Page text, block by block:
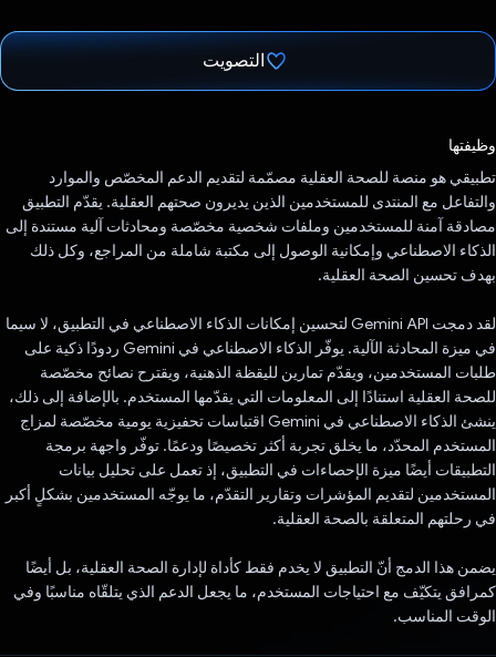
التصويت
وظيفتها
تطبيقي هو منصة للصحة العقلية مصمّمة لتقديم الدعم المخصّص والموارد
والتفاعل مع المنتدى للمستخدمين الذين يديرون صحتهم العقلية. يقدّم التطبيق
مصادقة آمنة للمستخدمين وملفات شخصية مخصّصة ومحادثات آلية مستندة إلى
الذكاء الاصطناعي وإمكانية الوصول إلى مكتبة شاملة من المراجع، وكل ذلك
بهدف تحسين الصحة العقلية.
لقد دمجت Gemini API لتحسين إمكانات الذكاء الاصطناعي في التطبيق، لا سيما
في ميزة المحادثة الآلية. يوفّر الذكاء الاصطناعي في Gemini ردودًا ذكية على
طلبات المستخدمين، ويقدّم تمارين لليقظة الذهنية، ويقترح نصائح مخصّصة
للصحة العقلية استنادًا إلى المعلومات التي يقدّمها المستخدم. بالإضافة إلى ذلك،
ينشئ الذكاء الاصطناعي في Gemini اقتباسات تحفيزية يومية مخصّصة لمزاج
المستخدم المحدّد، ما يخلق تجربة أكثر تخصيصًا ودعمًا. توفّر واجهة برمجة
التطبيقات أيضًا ميزة الإحصاءات في التطبيق، إذ تعمل على تحليل بيانات
المستخدمين لتقديم المؤشرات وتقارير التقدّم، ما يوجّه المستخدمين بشكلٍ أكبر
في رحلتهم المتعلقة بالصحة العقلية.
يضمن هذا الدمج أنّ التطبيق لا يخدم فقط كأداة لإدارة الصحة العقلية، بل أيضًا
كمرافق يتكيّف مع احتياجات المستخدم، ما يجعل الدعم الذي يتلقّاه مناسبًا وفي
الوقت المناسب.